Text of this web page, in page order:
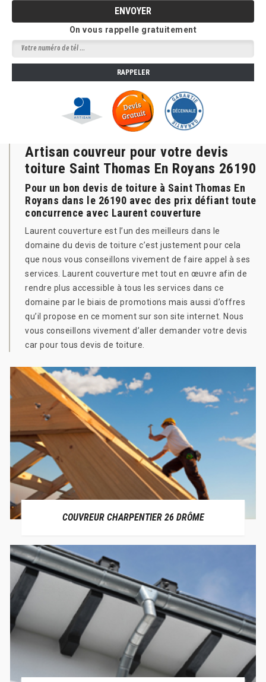
On vous rappelle gratuitement
Artisan couvreur pour votre devis
toiture Saint Thomas En Royans 26190
Pour un bon devis de toiture à Saint Thomas En
Royans dans le 26190 avec des prix défiant toute
concurrence avec Laurent couverture
Laurent couverture est l’un des meilleurs dans le
domaine du devis de toiture c’est justement pour cela
que nous vous conseillons vivement de faire appel à ses
services. Laurent couverture met tout en œuvre afin de
rendre plus accessible à tous les services dans ce
domaine par le biais de promotions mais aussi d’offres
qu’il propose en ce moment sur son site internet. Nous
vous conseillons vivement d’aller demander votre devis
car pour tous devis de toiture.
COUVREUR CHARPENTIER 26 DRÔME